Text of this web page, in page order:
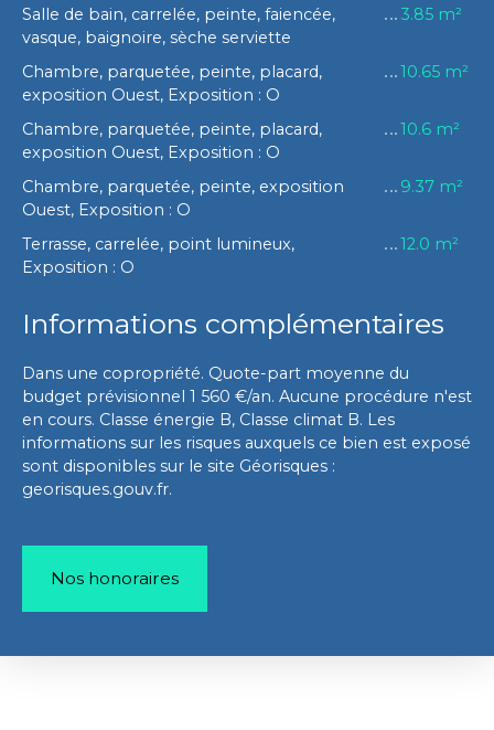
Salle de bain, carrelée, peinte, faiencée,
vasque, baignoire, sèche serviette
3.85 m²
Chambre, parquetée, peinte, placard,
exposition Ouest, Exposition : O
10.65 m²
Chambre, parquetée, peinte, placard,
exposition Ouest, Exposition : O
10.6 m²
Chambre, parquetée, peinte, exposition
Ouest, Exposition : O
9.37 m²
Terrasse, carrelée, point lumineux,
Exposition : O
12.0 m²
Informations complémentaires
Dans une copropriété. Quote-part moyenne du
budget prévisionnel 1 560 €/an. Aucune procédure n'est
en cours. Classe énergie B, Classe climat B. Les
informations sur les risques auxquels ce bien est exposé
sont disponibles sur le site Géorisques :
georisques.gouv.fr.
Nos honoraires